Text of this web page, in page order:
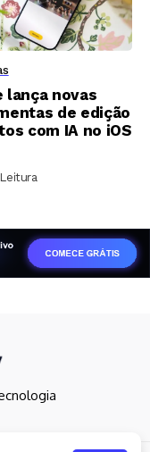
lança novas
de edição
com IA no iOS